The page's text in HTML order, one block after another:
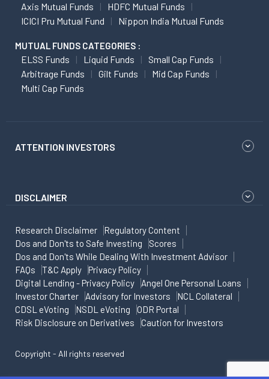
Axis Mutual Funds
HDFC Mutual Funds
ICICI Pru Mutual Fund
Nippon India Mutual Funds
MUTUAL FUNDS CATEGORIES :
ELSS Funds Liquid Funds
Small Cap Funds
Arbitrage Funds
Gilt Funds
Mid Cap Funds
Multi Cap Funds
ATTENTION INVESTORS
DISCLAIMER
Research Disclaimer
Regulatory Content
Dos and Don'ts to Safe Investing
Scores
Dos and Don'ts While Dealing With Investment Advisor
FAQs
T&C Apply
Privacy Policy
Digital Lending - Privacy Policy
Angel One Personal Loans
Investor Charter
Advisory for Investors
NCL Collateral
CDSL eVoting
NSDL eVoting
ODR Portal
Risk Disclosure on Derivatives
Caution for Investors
Copyright - All rights reserved